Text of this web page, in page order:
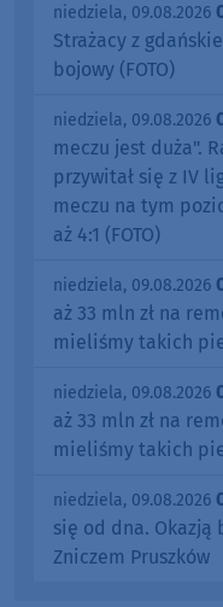
niedziela, 09.08.2026
Strażacy z
bojowy (FOTO)
niedziela, 09.08.2026
meczu jest duża".
przywitał się z IV
meczu na tym
aż 4:1 (FOTO)
niedziela, 09.08.2026
aż 33 mln zł na
mieliśmy takich
niedziela, 09.08.2026
aż 33 mln zł na
mieliśmy takich
niedziela, 09.08.2026
się od dna. Okazją
Zniczem Pruszków